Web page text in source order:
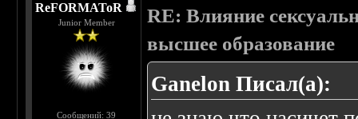
ReFORMAToR
Junior Member
Сообщений: 39
RE: Влияние
высшее образование
Ganelon Писал(а):